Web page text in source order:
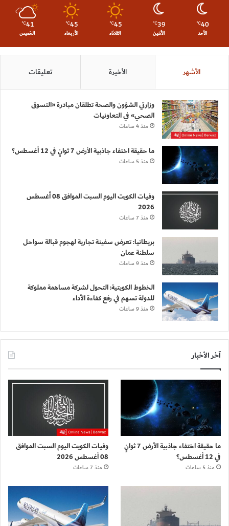
40
℃
الأحد
39
℃
الأثنين
45
℃
الثلاثاء
45
℃
الأربعاء
41
℃
الخميس
الأشهر الأخيرة تعليقات
وزارتي الشؤون والصحة تطلقان مبادرة «التسوق
الصحي» في التعاونيات
منذ 4 ساعات
ما حقيقة اختفاء جاذبية الأرض 7 ثوانٍ في 12 أغسطس؟
منذ 5 ساعات
وفيات الكويت اليوم السبت الموافق 08 أغسطس
2026
منذ 7 ساعات
بريطانيا: تعرض سفينة تجارية لهجوم قبالة سواحل
سلطنة عمان
منذ 9 ساعات
الخطوط الكويتية: التحول لشركة مساهمة مملوكة
للدولة تسهم في رفع كفاءة الأداء
منذ 9 ساعات
آخر الأخبار
ما حقيقة اختفاء جاذبية الأرض 7 ثوانٍ
في 12 أغسطس؟
منذ 5 ساعات
وفيات الكويت اليوم السبت الموافق
08 أغسطس 2026
منذ 7 ساعات